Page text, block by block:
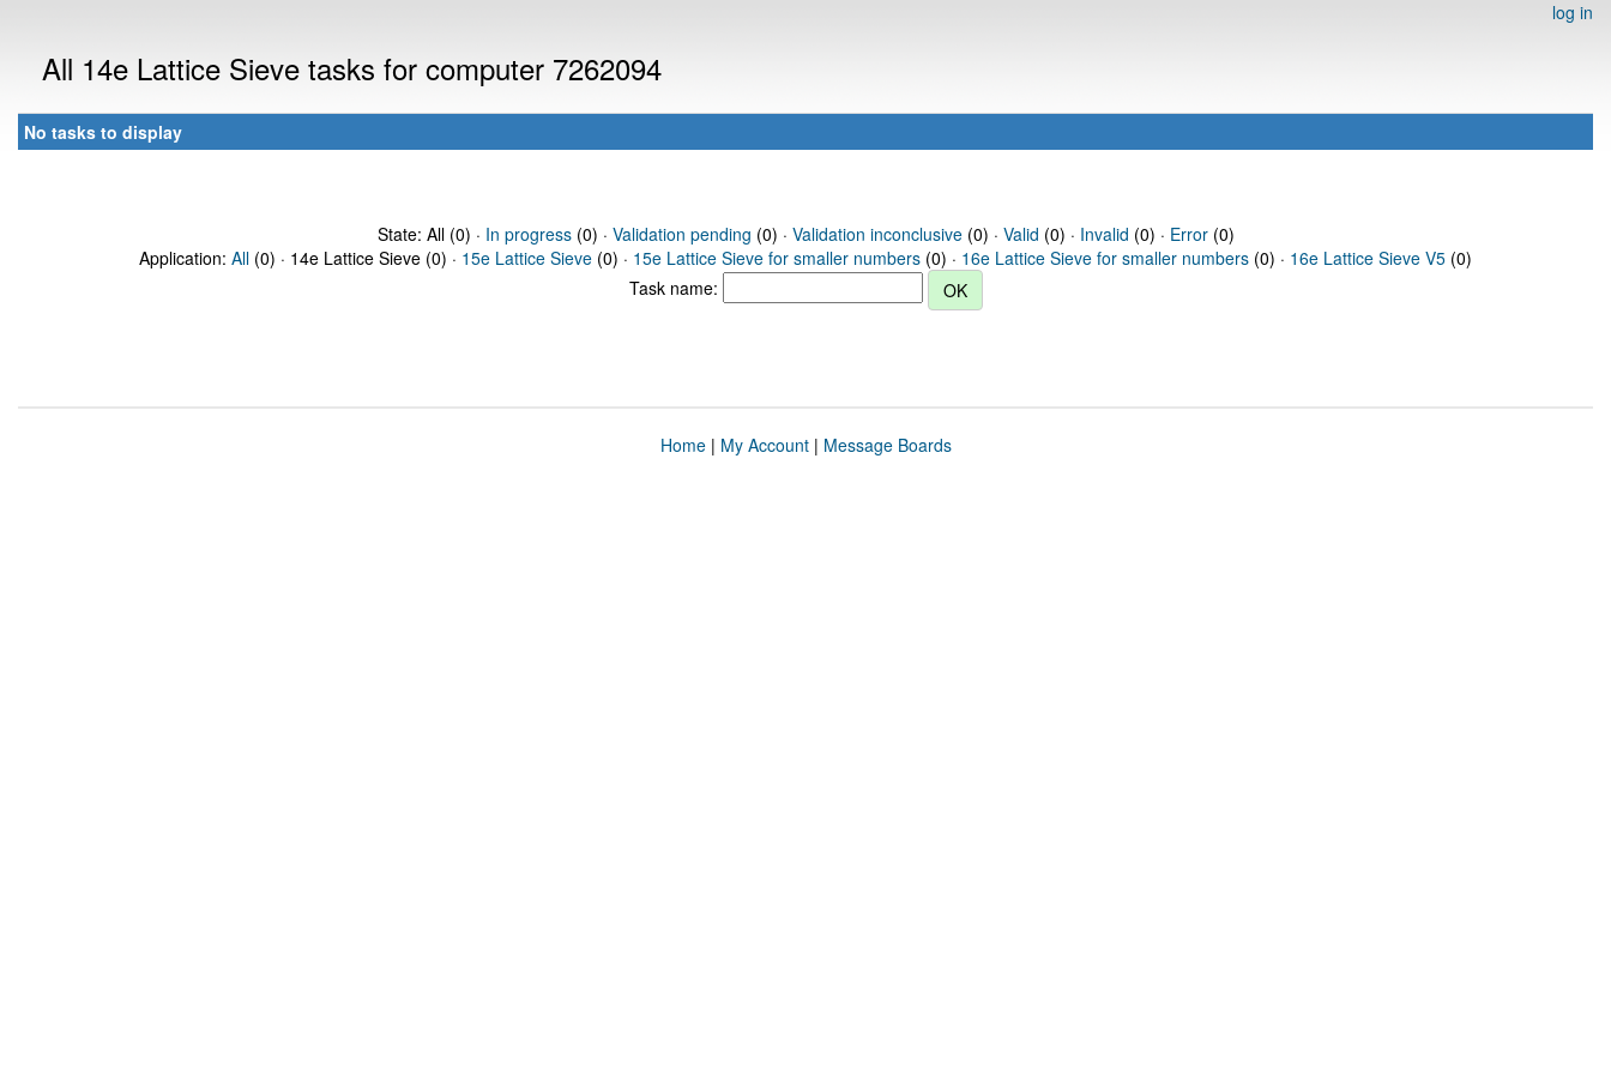
log in
All 14e Lattice Sieve tasks for computer 7262094
No tasks to display
State: All (0) · In progress(0) · Validation pending (0) · Validation inconclusive(0) · Valid (0) · Invalid (0) · Error(0)
Application: All (0) · 14e Lattice Sieve (0) · 15e Lattice Sieve (0) · 15e Lattice Sieve for smaller numbers (0) · 16e Lattice Sieve for smaller numbers (0) · 16e Lattice Sieve V5 (0)
Task name:
Home| My Account| Message Boards